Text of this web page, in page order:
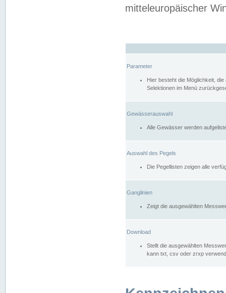
mitteleuropäischer
Parameter
Hier besteht die Möglichkeit,
Selektionen im Menü
Gewässerauswahl
Alle Gewässer werden
Auswahl des Pegels
Die Pegellisten zeigen alle
Ganglinien
Zeigt die ausgewählten
Download
Stellt die ausgewählten
kann txt, csv oder zrxp